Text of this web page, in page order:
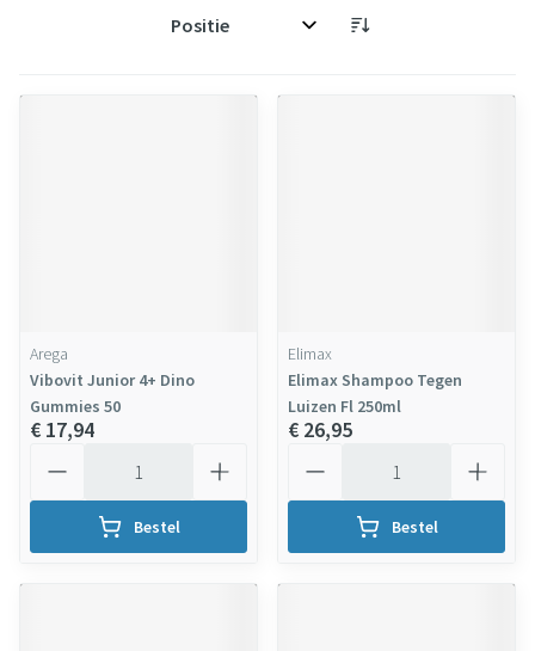
Sorteer op:
Arega
Vibovit Junior 4+ Dino
Gummies 50
€ 17,94
Bestel
Elimax
Elimax Shampoo Tegen
Luizen Fl 250ml
€ 26,95
Bestel